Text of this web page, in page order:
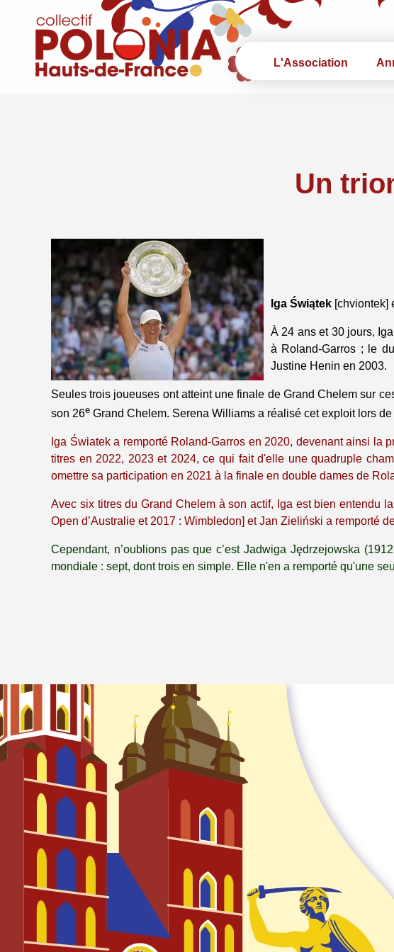
L'Association
Un
Iga Świątek [chviontek]
À 24 ans et 30 jours,
à Roland-Garros ; le
Justine Henin en 2003.
Seules trois joueuses ont atteint une finale de Grand Chelem sur
son 26e Grand Chelem. Serena Williams a réalisé cet exploit lors
Iga Światek a remporté Roland-Garros en 2020, devenant ainsi
titres en 2022, 2023 et 2024, ce qui fait d'elle une quadruple
omettre sa participation en 2021 à la finale en double dames de
Avec six titres du Grand Chelem à son actif, Iga est bien entendu
Open d’Australie et 2017 : Wimbledon] et Jan Zieliński a remporté
Cependant, n’oublions pas que c’est Jadwiga Jędrzejowska
mondiale : sept, dont trois en simple. Elle n'en a remporté qu'une